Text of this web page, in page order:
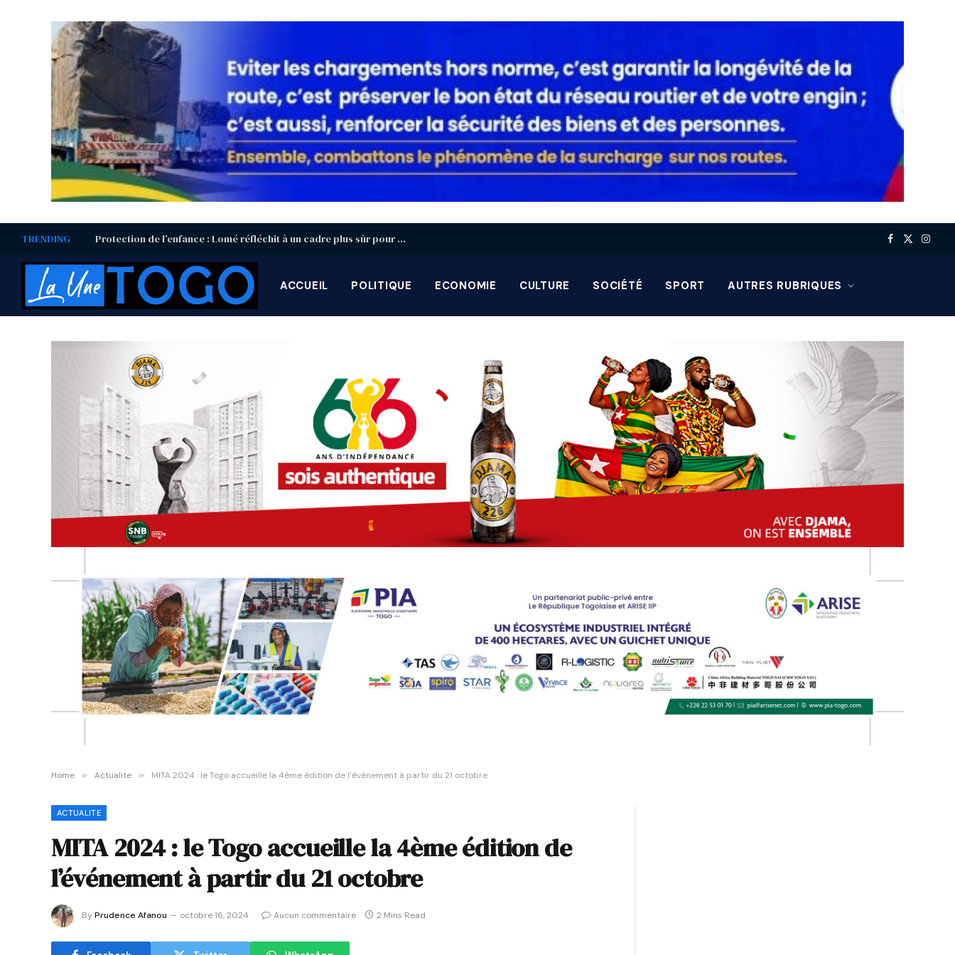
TRENDING Protection de l’enfance : Lomé réfléchit à un cadre plus sûr pour les enfants à l’ère du numérique Facebook
X
ACCUEIL POLITIQUE ECONOMIE CULTURE SOCIÉTÉ SPORT AUTRES RUBRIQUES
Home » Actualite » MITA 2024 : le Togo accueille la 4ème édition de l’événement à partir du 21 octobre
ACTUALITE
MITA 2024 : le Togo accueille la 4ème édition de
l’événement à partir du 21 octobre
ByPrudence Afanou octobre 16, 2024 Aucun commentaire 2 Mins Read